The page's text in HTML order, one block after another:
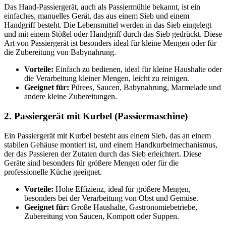
Das Hand-Passiergerät, auch als Passiermühle bekannt, ist ein
einfaches, manuelles Gerät, das aus einem Sieb und einem
Handgriff besteht. Die Lebensmittel werden in das Sieb eingelegt
und mit einem Stößel oder Handgriff durch das Sieb gedrückt. Diese
Art von Passiergerät ist besonders ideal für kleine Mengen oder für
die Zubereitung von Babynahrung.
Vorteile: Einfach zu bedienen, ideal für kleine Haushalte oder
die Verarbeitung kleiner Mengen, leicht zu reinigen.
Geeignet für: Pürees, Saucen, Babynahrung, Marmelade und
andere kleine Zubereitungen.
2. Passiergerät mit Kurbel (Passiermaschine)
Ein Passiergerät mit Kurbel besteht aus einem Sieb, das an einem
stabilen Gehäuse montiert ist, und einem Handkurbelmechanismus,
der das Passieren der Zutaten durch das Sieb erleichtert. Diese
Geräte sind besonders für größere Mengen oder für die
professionelle Küche geeignet.
Vorteile: Hohe Effizienz, ideal für größere Mengen,
besonders bei der Verarbeitung von Obst und Gemüse.
Geeignet für: Große Haushalte, Gastronomiebetriebe,
Zubereitung von Saucen, Kompott oder Suppen.